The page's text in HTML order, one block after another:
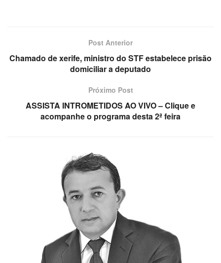
Post Anterior
Chamado de xerife, ministro do STF estabelece prisão
domiciliar a deputado
Próximo Post
ASSISTA INTROMETIDOS AO VIVO – Clique e
acompanhe o programa desta 2ª feira